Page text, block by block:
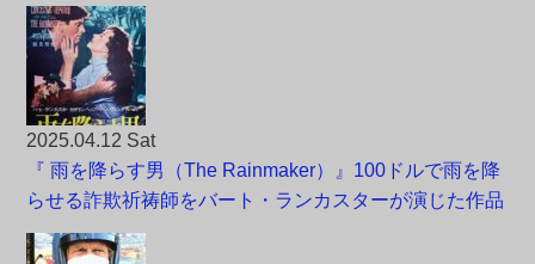
2025.04.12 Sat
『 雨を降らす男（The Rainmaker）』100ドルで雨を降
らせる詐欺祈祷師をバート・ランカスターが演じた作品